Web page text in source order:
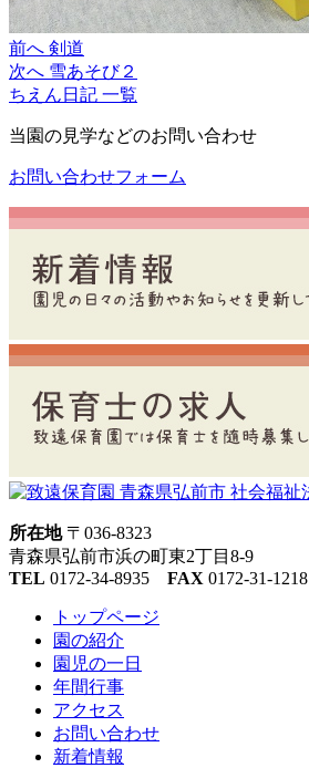
前へ 剣道
次へ 雪あそび２
ちえん日記 一覧
当園の見学などのお問い合わせ
お問い合わせフォーム
所在地〒036-8323
青森県弘前市浜の町東2丁目8-9
TEL 0172-34-8935 FAX 0172-31-1218
トップページ
園の紹介
園児の一日
年間行事
アクセス
お問い合わせ
新着情報